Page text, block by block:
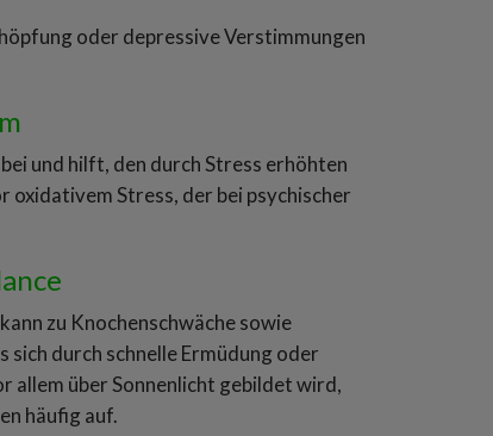
oder depressive Verstimmungen
und hilft, den durch Stress erhöhten
Stress, der bei psychischer
zu Knochenschwäche sowie
durch schnelle Ermüdung oder
allem über Sonnenlicht gebildet wird,
häufig auf.